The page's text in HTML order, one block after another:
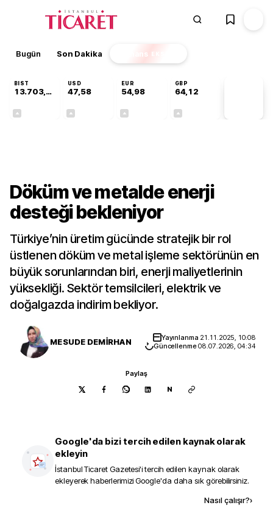
Bugün Son Dakika Finans EKSTRA
BIST
13.703,13
USD
47,58
EUR
54,98
GBP
64,12
Döküm ve metalde enerji
desteği bekleniyor
Türkiye’nin üretim gücünde stratejik bir rol
üstlenen döküm ve metal işleme sektörünün en
büyük sorunlarından biri, enerji maliyetlerinin
yüksekliği. Sektör temsilcileri, elektrik ve
doğalgazda indirim bekliyor.
MESUDE DEMİRHAN Yayınlanma 21.11.2025, 10:08
Güncellenme08.07.2026, 04:34
Paylaş
N
Google'da bizi tercih edilen kaynak olarak
ekleyin
İstanbul Ticaret Gazetesi'i tercih edilen kaynak olarak
ekleyerek haberlerimizi Google'da daha sık görebilirsiniz.
Nasıl çalışır?›